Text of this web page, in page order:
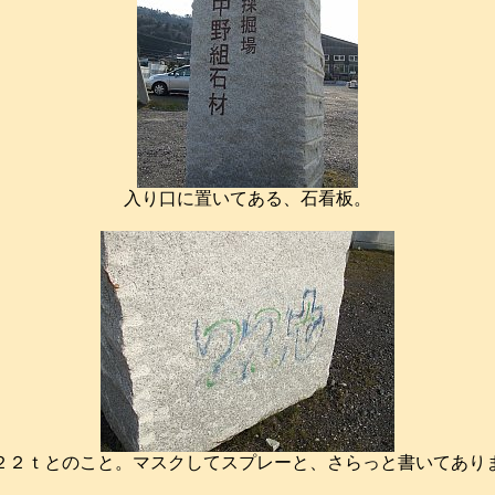
入り口に置いてある、石看板。
２ｔとのこと。マスクしてスプレーと、さらっと書いてあり